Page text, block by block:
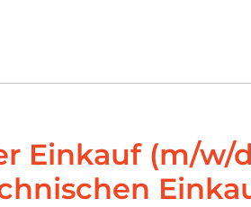
Einkauf (m/w/